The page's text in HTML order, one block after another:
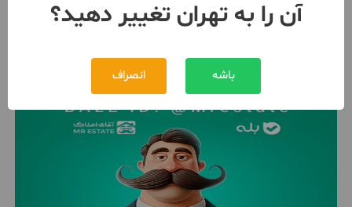
آن را به تهران تغییر دهید؟
باشه انصراف